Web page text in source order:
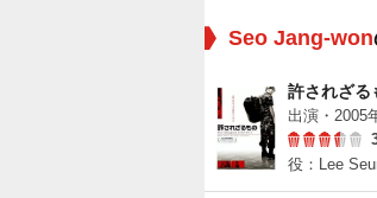
Seo Jang-won
許されざる
出演・2005
役：Lee